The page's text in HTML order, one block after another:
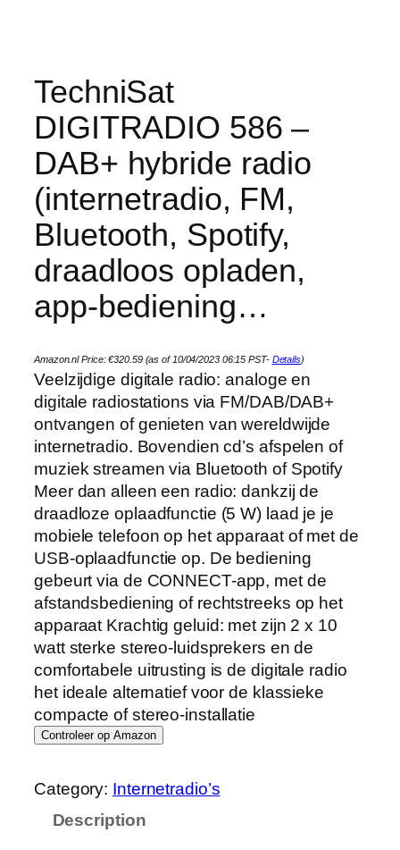
TechniSat
DIGITRADIO 586 –
DAB+ hybride radio
(internetradio, FM,
Bluetooth, Spotify,
draadloos opladen,
app-bediening…
Amazon.nl Price:€320.59(as of 10/04/2023 06:15 PST- Details)
Veelzijdige digitale radio: analoge en
digitale radiostations via FM/DAB/DAB+
ontvangen of genieten van wereldwijde
internetradio. Bovendien cd’s afspelen of
muziek streamen via Bluetooth of Spotify
Meer dan alleen een radio: dankzij de
draadloze oplaadfunctie (5 W) laad je je
mobiele telefoon op het apparaat of met de
USB-oplaadfunctie op. De bediening
gebeurt via de CONNECT-app, met de
afstandsbediening of rechtstreeks op het
apparaat Krachtig geluid: met zijn 2 x 10
watt sterke stereo-luidsprekers en de
comfortabele uitrusting is de digitale radio
het ideale alternatief voor de klassieke
compacte of stereo-installatie
Controleer op Amazon
Category: Internetradio’s
Description